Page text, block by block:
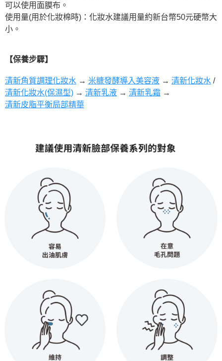
可以使用面膜布。
使用量(用於化妝棉時)：化妝水建議用量約新台幣50元硬幣大
小。
【保養步驟】
清新角質調理化妝水 → 米糠發酵導入美容液 → 清新化妝水 /
清新化妝水(保濕型) → 清新乳液 → 清新乳霜 →
清新皮脂平衡局部精華